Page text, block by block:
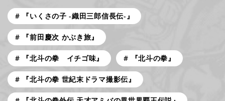
『いくさの子 -織田三郎信長伝-』
『前田慶次 かぶき旅』
『北斗の拳 イチゴ味』 『北斗の拳』
『北斗の拳 世紀末ドラマ撮影伝』